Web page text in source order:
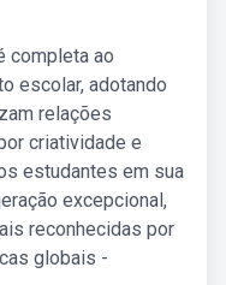
completa ao
escolar, adotando
relações
criatividade e
estudantes em sua
excepcional,
reconhecidas por
globais -